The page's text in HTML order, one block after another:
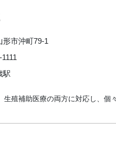
形市沖町79-1
駅
殖補助医療の両方に対応し、